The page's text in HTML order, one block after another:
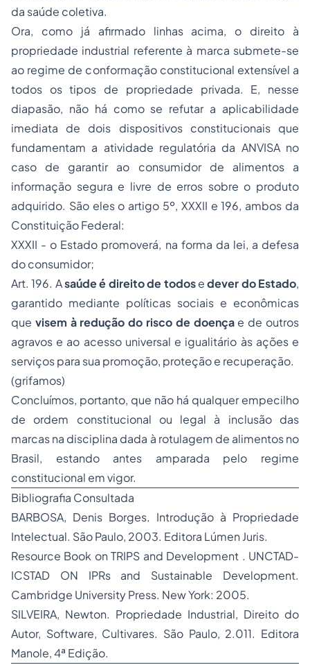
da saúde coletiva.
Ora, como já afirmado linhas acima, o direito à
propriedade industrial referente à marca submete-se
ao regime de conformação constitucional extensível a
todos os tipos de propriedade privada. E, nesse
diapasão, não há como se refutar a aplicabilidade
imediata de dois dispositivos constitucionais que
fundamentam a atividade regulatória da ANVISA no
caso de garantir ao consumidor de alimentos a
informação segura e livre de erros sobre o produto
adquirido. São eles o artigo 5º, XXXII e 196, ambos da
Constituição Federal:
XXXII - o Estado promoverá, na forma da lei, a defesa
do consumidor;
Art. 196. Asaúde é direito de todosedever do Estado,
garantido mediante políticas sociais e econômicas
que visem à redução do risco de doençae de outros
agravos e ao acesso universal e igualitário às ações e
serviços para sua promoção, proteção e recuperação.
(grifamos)
Concluímos, portanto, que não há qualquer empecilho
de ordem constitucional ou legal à inclusão das
marcasna disciplina dada à rotulagem de alimentos no
Brasil, estando antes amparada pelo regime
constitucional em vigor.
Bibliografia Consultada
BARBOSA, Denis Borges. Introdução à Propriedade
Intelectual. São Paulo, 2003. Editora Lúmen Juris.
Resource Book on TRIPS and Development . UNCTAD-
ICSTAD ON IPRs and Sustainable Development.
Cambridge University Press. New York: 2005.
SILVEIRA, Newton. Propriedade Industrial, Direito do
Autor, Software, Cultivares. São Paulo, 2.011. Editora
Manole, 4ª Edição.